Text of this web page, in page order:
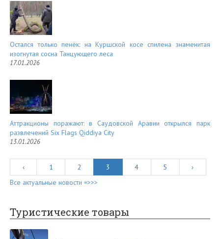
Остался только пенёк: на Куршской косе спилена знаменитая
изогнутая сосна Танцующего леса
17.01.2026
Аттракционы поражают: в Саудовской Аравии открылся парк
развлечений Six Flags Qiddiya City
13.01.2026
‹ 1 2 3 4 5
›
Все актуальные новости =>>>
Туристические товары